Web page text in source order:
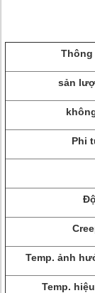
sản
Phi
Temp. ảnh
Temp.